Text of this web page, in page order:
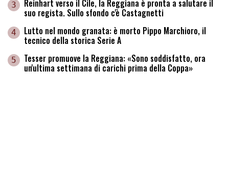
3 Reinhart verso il Cile, la Reggiana è pronta a salutare il
suo regista. Sullo sfondo c'è Castagnetti
4 Lutto nel mondo granata: è morto Pippo Marchioro, il
tecnico della storica Serie A
5 Tesser promuove la Reggiana: «Sono soddisfatto, ora
un'ultima settimana di carichi prima della Coppa»